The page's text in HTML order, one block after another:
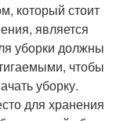
который стоит
является
уборки должны
чтобы
уборку.
для хранения